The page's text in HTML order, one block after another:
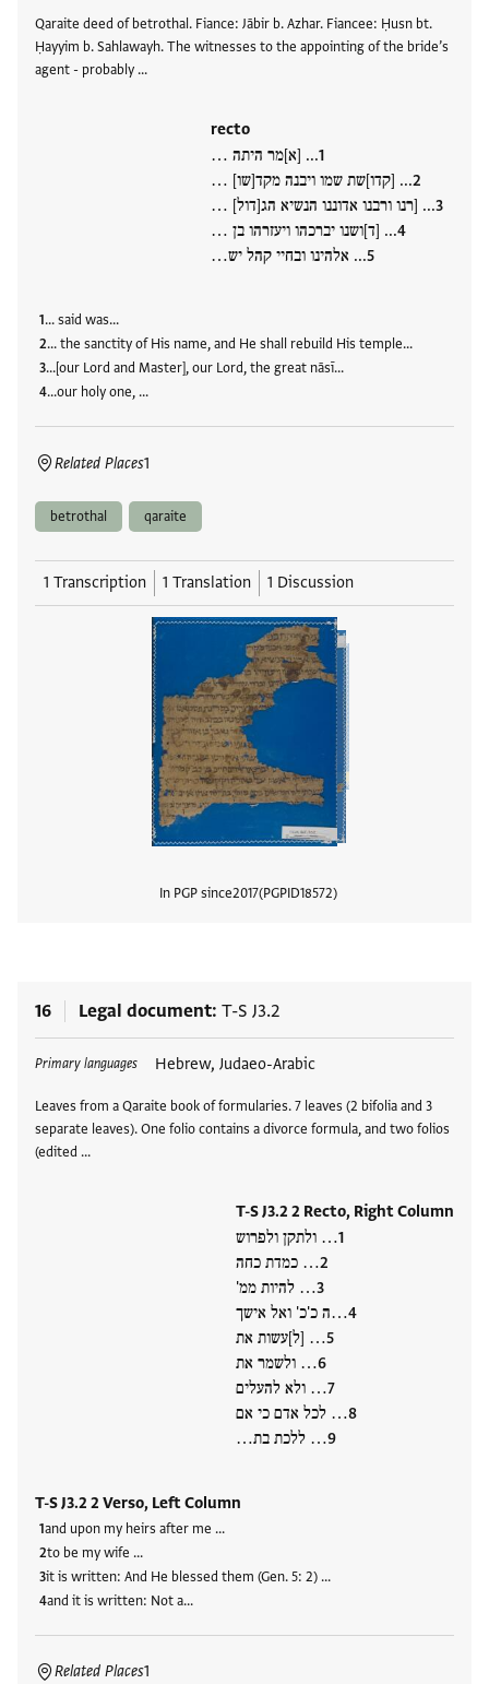
Qaraite deed of betrothal. Fiance: Jābir b. Azhar. Fiancee: Ḥusn bt.
Ḥayyim b. Sahlawayh. The witnesses to the appointing of the bride’s
agent - probably …
recto
... [א]מר היתה …
... [קדו]שת שמו ויבנה מקד[שו] …
... [רנו ורבנו אדוננו הנשיא הג[דול] …
... [ד]ושנו יברכהו ויעזרהו בן …
... אלהינו ובחיי קהל יש…
... said was...
... the sanctity of His name, and He shall rebuild His temple...
…[our Lord and Master], our Lord, the great nāsī…
…our holy one, …
Related Places1
betrothal qaraite
1 Transcription 1 Translation 1 Discussion
In PGP since2017 PGPID18572
16 Legal document T-S J3.2
Primary languages Hebrew, Judaeo-Arabic
Leaves from a Qaraite book of formularies. 7 leaves (2 bifolia and 3
separate leaves). One folio contains a divorce formula, and two folios
(edited …
T-S J3.2 2 Recto, Right Column
… ולתקן ולפרוש
… כמדת כחה
… להיות ממ'
…ה כ'כ' ואל אישך
… [ל]עשות את
… ולשמר את
… ולא להעלים
… לכל אדם כי אם
… ללכת בת…
T-S J3.2 2 Verso, Left Column
and upon my heirs after me …
to be my wife …
it is written: And He blessed them (Gen. 5: 2) …
and it is written: Not a…
Related Places1
Tags